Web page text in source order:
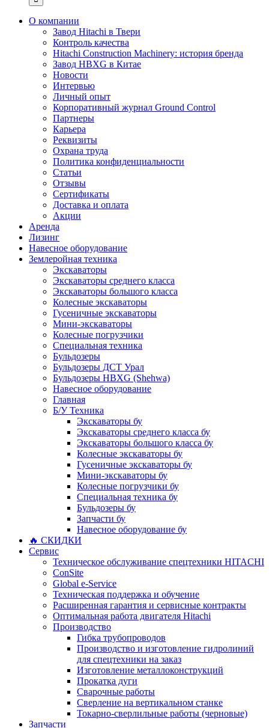
О компании
Завод Hitachi в Твери
Контроль качества
Hitachi Construction Machinery: история бренда
Завод HBXG в Китае
Новости
Интервью
Личный опыт
Корпоративный журнал Ground Control
Партнеры
Карьера
Реквизиты
Охрана труда
Политика конфиденциальности
Статьи
Отзывы
Сертификаты
Доставка и оплата
Акции
Аренда
Лизинг
Навесное оборудование
Землеройная техника
Экскаваторы
Экскаваторы среднего класса
Экскаваторы большого класса
Колесные экскаваторы
Гусеничные экскаваторы
Мини-экскаваторы
Колесные погрузчики
Специальная техника
Бульдозеры
Бульдозеры ДСТ Урал
Бульдозеры HBXG (Shehwa)
Навесное оборудование
Главная
Б/У Техника
Экскаваторы бу
Экскаваторы среднего класса бу
Экскаваторы большого класса бу
Колесные экскаваторы бу
Гусеничные экскаваторы бу
Мини-экскаваторы бу
Колесные погрузчики бу
Специальная техника бу
Бульдозеры бу
Запчасти бу
Навесное оборудование бу
🔥 СКИДКИ
Сервис
Техническое обслуживание спецтехники HITACHI
ConSite
Global e-Service
Техническая поддержка и обучение
Расширенная гарантия и сервисные контракты
Оптимальная работа двигателя Hitachi
Производство
Гибка трубопроводов
Производство и изготовление гидролиний
для спецтехники на заказ
Изготовление металлоконструкций
Прокатка дуги
Сварочные работы
Сверление на вертикальном станке
Токарно-сверлильные работы (черновые)
Запчасти